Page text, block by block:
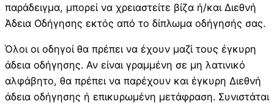
παράδειγμα, μπορεί να χρειαστείτε βίζα ή/και Διεθνή
Άδεια Οδήγησης εκτός από το δίπλωμα οδήγησής σας.
Όλοι οι οδηγοί θα πρέπει να έχουν μαζί τους έγκυρη
άδεια οδήγησης. Αν είναι γραμμένη σε μη λατινικό
αλφάβητο, θα πρέπει να παρέχουν και έγκυρη Διεθνή
άδεια οδήγησης ή επικυρωμένη μετάφραση. Συνιστάται